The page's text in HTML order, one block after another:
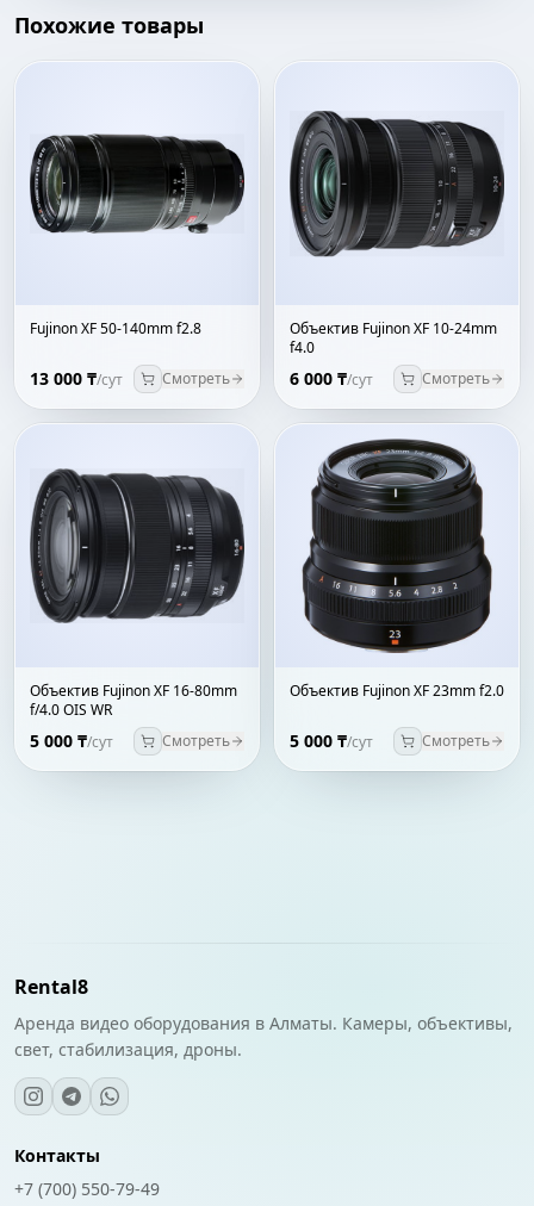
Похожие товары
Fujinon XF 50-140mm f2.8
13 000 ₸/сут Смотреть
Объектив Fujinon XF 10-24mm
f4.0
6 000 ₸/сут Смотреть
Объектив Fujinon XF 16-80mm
f/4.0 OIS WR
5 000 ₸/сут Смотреть
Объектив Fujinon XF 23mm f2.0
5 000 ₸/сут Смотреть
Rental8
Аренда видео оборудования в Алматы. Камеры, объективы,
свет, стабилизация, дроны.
Контакты
+7 (700) 550-79-49